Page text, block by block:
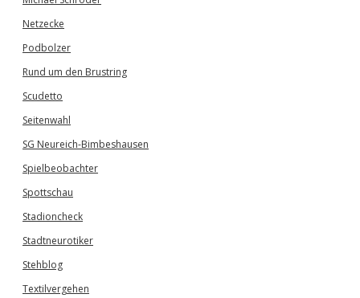
Netzecke
Podbolzer
Rund um den Brustring
Scudetto
Seitenwahl
SG Neureich-Bimbeshausen
Spielbeobachter
Spottschau
Stadioncheck
Stadtneurotiker
Stehblog
Textilvergehen